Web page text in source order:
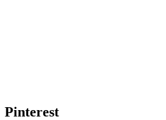
Pinterest